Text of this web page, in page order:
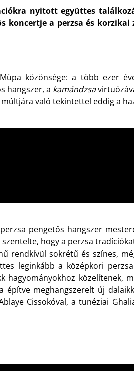
nyitott együttes
koncertje a perzsa és
közönsége: a több ezer
hangszer, a kamándzsa
való tekintettel eddig a
pengetős hangszer
hogy a perzsa
rendkívül sokrétű és színes,
leginkább a középkori
közelítenek,
meghangszerelt új
Cissokóval, a tunéziai